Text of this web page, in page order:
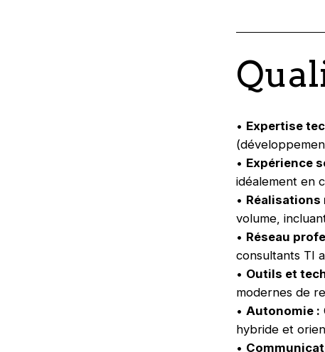
• Expertise
• Expérience
idéalement en
• Réalisations
volume,
• Réseau
consultants TI
• Outils et
modernes de
• Autonomie :
hybride et
•